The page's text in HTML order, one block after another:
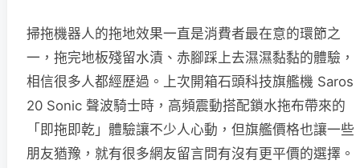
掃拖機器人的拖地效果一直是消費者最在意的環節之
一，拖完地板殘留水漬、赤腳踩上去濕濕黏黏的體驗，
相信很多人都經歷過。上次開箱石頭科技旗艦機 Saros
20 Sonic 聲波騎士時，高頻震動搭配鎖水拖布帶來的
「即拖即乾」體驗讓不少人心動，但旗艦價格也讓一些
朋友猶豫，就有很多網友留言問有沒有更平價的選擇。